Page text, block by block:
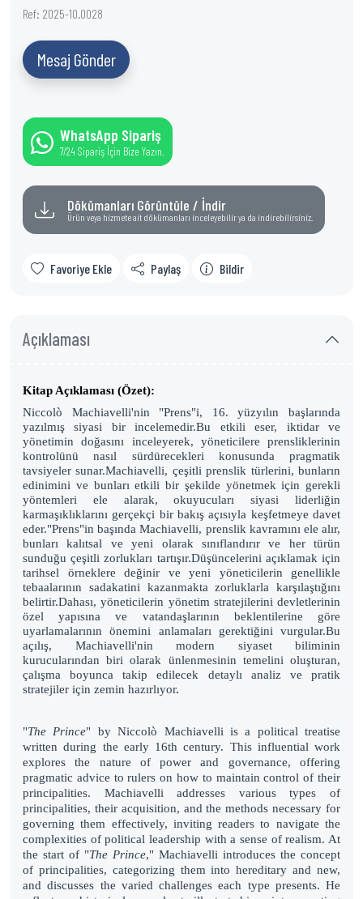
Ref: 2025-10.0028
Mesaj Gönder
WhatsApp Sipariş
7/24 Sipariş İçin Bize Yazın.
Dökümanları Görüntüle / İndir
Ürün veya hizmete ait dökümanları inceleyebilir ya da indirebilirsiniz.
Favoriye Ekle Paylaş Bildir
Açıklaması
Kitap Açıklaması (Özet):
Niccolò Machiavelli'nin "Prens"i, 16. yüzyılın başlarında
yazılmış siyasi bir incelemedir.Bu etkili eser, iktidar ve
yönetimin doğasını inceleyerek, yöneticilere prensliklerinin
kontrolünü nasıl sürdürecekleri konusunda pragmatik
tavsiyeler sunar.Machiavelli, çeşitli prenslik türlerini, bunların
edinimini ve bunları etkili bir şekilde yönetmek için gerekli
yöntemleri ele alarak, okuyucuları siyasi liderliğin
karmaşıklıklarını gerçekçi bir bakış açısıyla keşfetmeye davet
eder."Prens"in başında Machiavelli, prenslik kavramını ele alır,
bunları kalıtsal ve yeni olarak sınıflandırır ve her türün
sunduğu çeşitli zorlukları tartışır.Düşüncelerini açıklamak için
tarihsel örneklere değinir ve yeni yöneticilerin genellikle
tebaalarının sadakatini kazanmakta zorluklarla karşılaştığını
belirtir.Dahası, yöneticilerin yönetim stratejilerini devletlerinin
özel yapısına ve vatandaşlarının beklentilerine göre
uyarlamalarının önemini anlamaları gerektiğini vurgular.Bu
açılış, Machiavelli'nin modern siyaset biliminin
kurucularından biri olarak ünlenmesinin temelini oluşturan,
çalışma boyunca takip edilecek detaylı analiz ve pratik
stratejiler için zemin hazırlıyor.
"The Prince" by Niccolò Machiavelli is a political treatise
written during the early 16th century. This influential work
explores the nature of power and governance, offering
pragmatic advice to rulers on how to maintain control of their
principalities. Machiavelli addresses various types of
principalities, their acquisition, and the methods necessary for
governing them effectively, inviting readers to navigate the
complexities of political leadership with a sense of realism. At
the start of "The Prince," Machiavelli introduces the concept
of principalities, categorizing them into hereditary and new,
and discusses the varied challenges each type presents. He